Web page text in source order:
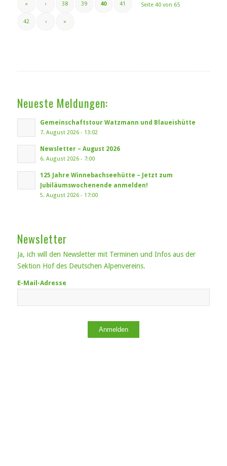
Seite 40 von 65
« ‹ 38 39 40 41
42 › »
Neueste Meldungen:
Gemeinschaftstour Watzmann und Blaueishütte
7. August 2026 - 13:02
Newsletter – August 2026
6. August 2026 - 7:00
125 Jahre Winnebachseehütte – Jetzt zum
Jubiläumswochenende anmelden!
5. August 2026 - 17:00
Newsletter
Ja, ich will den Newsletter mit Terminen und Infos aus der
Sektion Hof des Deutschen Alpenvereins.
E-Mail-Adresse
Anmelden